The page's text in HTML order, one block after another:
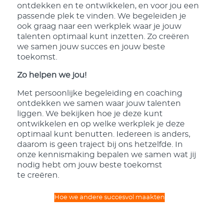
ontdekken en te ontwikkelen, en voor jou een
passende plek te vinden. We begeleiden je
ook graag naar een werkplek waar je jouw
talenten optimaal kunt inzetten. Zo creëren
we samen jouw succes en jouw beste
toekomst.
Zo helpen we jou!
Met persoonlijke begeleiding en coaching
ontdekken we samen waar jouw talenten
liggen. We bekijken hoe je deze kunt
ontwikkelen en op welke werkplek je deze
optimaal kunt benutten. Iedereen is anders,
daarom is geen traject bij ons hetzelfde. In
onze kennismaking bepalen we samen wat jij
nodig hebt om jouw beste toekomst
te creëren.
Hoe we andere succesvol maakten